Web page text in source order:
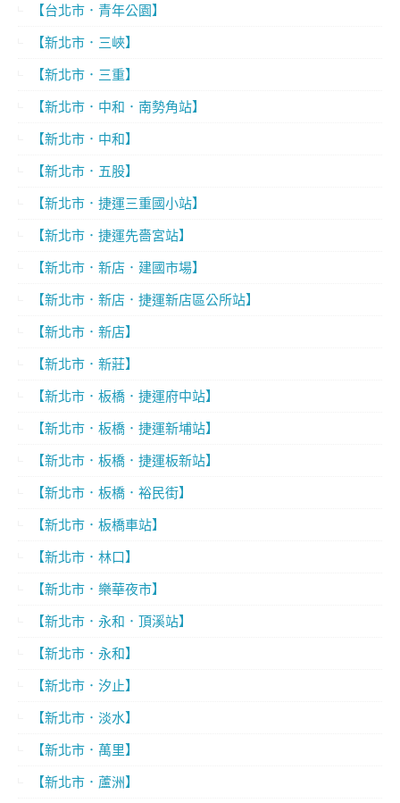
【台北市．青年公園】
【新北市．三峽】
【新北市．三重】
【新北市．中和．南勢角站】
【新北市．中和】
【新北市．五股】
【新北市．捷運三重國小站】
【新北市．捷運先嗇宮站】
【新北市．新店．建國市場】
【新北市．新店．捷運新店區公所站】
【新北市．新店】
【新北市．新莊】
【新北市．板橋．捷運府中站】
【新北市．板橋．捷運新埔站】
【新北市．板橋．捷運板新站】
【新北市．板橋．裕民街】
【新北市．板橋車站】
【新北市．林口】
【新北市．樂華夜市】
【新北市．永和．頂溪站】
【新北市．永和】
【新北市．汐止】
【新北市．淡水】
【新北市．萬里】
【新北市．蘆洲】